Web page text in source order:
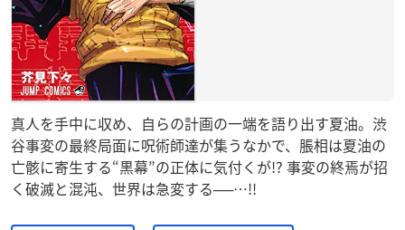
真人を手中に収め、自らの計画の一端を語り出す夏油。渋
谷事変の最終局面に呪術師達が集うなかで、脹相は夏油の
亡骸に寄生する“黒幕”の正体に気付くが!? 事変の終焉が招
く破滅と混沌、世界は急変する──…!!